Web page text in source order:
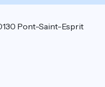
Pont-Saint-Esprit